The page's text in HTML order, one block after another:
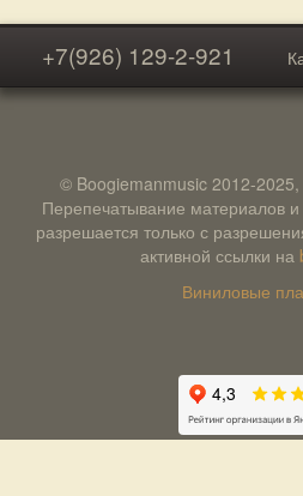
+7(926) 129-2-921
© Boogiemanmusic 2012-
Перепечатывание материалов и
разрешается только с
активной ссылки на
Виниловые